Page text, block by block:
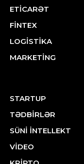
ETİCARƏT
FİNTEX
LOGİSTİKA
MARKETİNG
STARTUP
TƏDBİRLƏR
SÜNİ İNTELLEKT
VİDEO